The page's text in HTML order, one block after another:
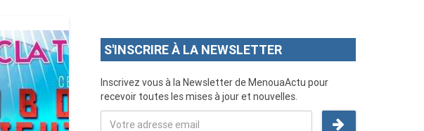
S'INSCRIRE À LA NEWSLETTER
Inscrivez vous à la Newsletter de MenouaActu pour
recevoir toutes les mises à jour et nouvelles.